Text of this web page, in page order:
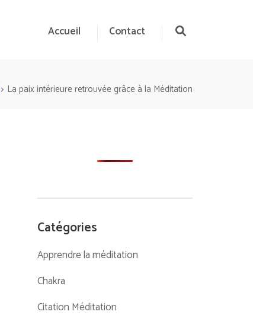
Accueil Contact
> La paix intérieure retrouvée grâce à la Méditation
Catégories
Apprendre la méditation
Chakra
Citation Méditation